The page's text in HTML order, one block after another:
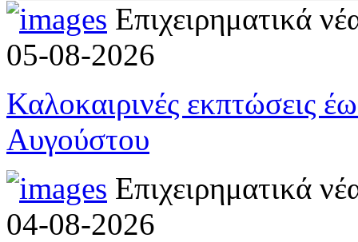
Επιχειρηματικά
05-08-2026
Καλοκαιρινές εκπτώσεις
Αυγούστου
Επιχειρηματικά
04-08-2026